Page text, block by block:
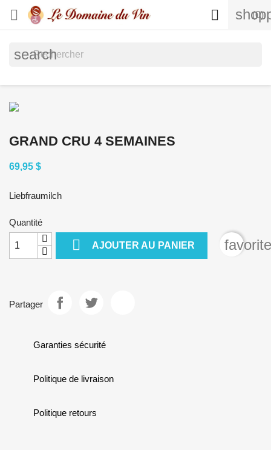
 (0)

search
GRAND CRU 4 SEMAINES
69,95 $
Liebfraumilch
Quantité
 AJOUTER AU PANIER
Partager
Garanties sécurité
Politique de livraison
Politique retours